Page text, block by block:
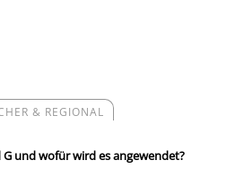
& REGIONAL
und wofür wird es angewendet?